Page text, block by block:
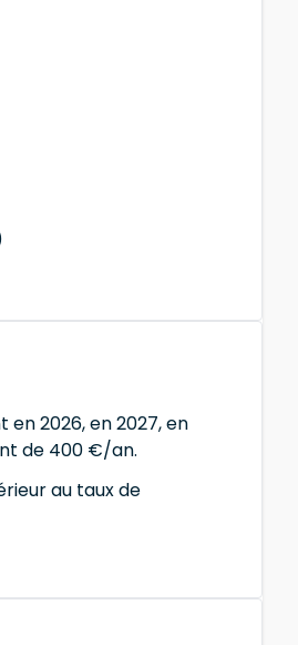
2026, en 2027, en
de 400 €/an.
au taux de